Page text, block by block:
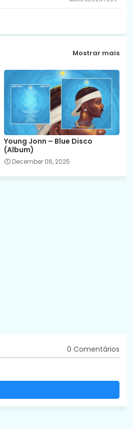
Mostrar mais
Young Jonn – Blue Disco
(Album)
December 06, 2025
0 Comentários